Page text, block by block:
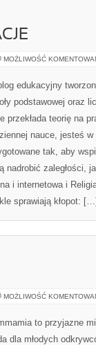
MOŻLIWOŚĆ
edukacyjny
podstawowej oraz
przekłada teorię na
nauce, jesteś
tak, aby
nadrobić zaległości,
i internetowa i
sprawiają kłopot:
MOŻLIWOŚĆ
to przyjazne
dla młodych